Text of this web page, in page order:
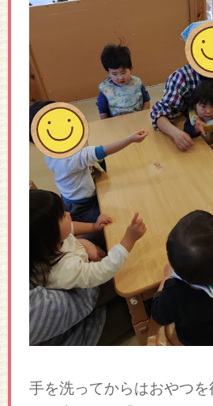
手を洗ってからはおやつを